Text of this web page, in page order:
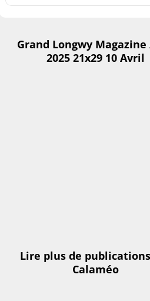
Grand Longwy Magazine
2025 21x29 10 Avril
Lire plus de
Calaméo